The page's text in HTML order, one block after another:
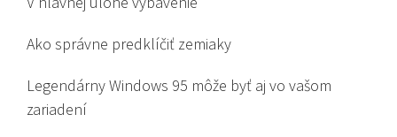
Ako správne predklíčiť zemiaky
Legendárny Windows 95 môže byť aj vo vašom
zariadení